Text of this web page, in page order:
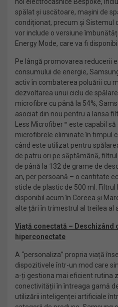
spălat și uscătoare, mașini de
condiționat, precum și Sistemul
vor include o versiune
Energy Mode, care va fi
Pe lângă promovarea reducerii
consumului de energie,
activ în combaterea poluării cu
dezvoltarea unui ciclu de
microfibre cu până la 54%,
asociat din nou pentru a lansa
Less Microfiber™ este capabil
microfibrele eliminate în timpul
când este utilizat pentru
de patru ori pe săptămână,
de până la 132 de grame de
an, per persoană – o cantitate
sticle de plastic de 500 ml.
disponibil acum în Coreea și
alte țări în trimestrul al treilea al
Viață conectată – Deschizând
hiperconectate
A “personaliza” propria viață
dispozitivele într-un mod care
a-ți gestiona mai eficient rutina
conectivității în întreaga gamă
utilizării inteligenței artificiale